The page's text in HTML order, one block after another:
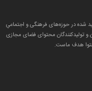
شده در حوزه‌های فرهنگی و اجتماعیِ
و تولید‌کنندگان محتوای فضای مجازی
هدف ماست.